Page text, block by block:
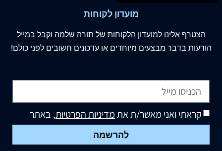
מועדון לקוחות
הצטרף אלינו למועדון הלקוחות של תורה שלמה וקבל במייל
הודעות בדבר מבצעים מיוחדים או עדכונים חשובים לפני כולם!
קראתי ואני מאשר/ת אתמדיניות הפרטיות, באתר
להרשמה